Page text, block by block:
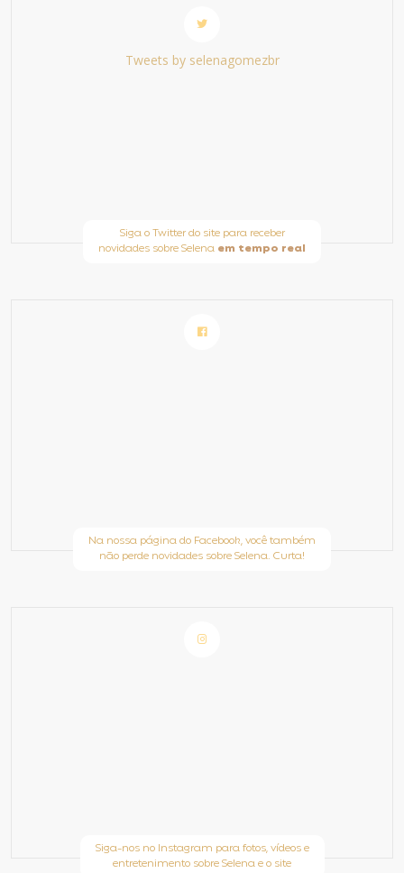
Tweets by selenagomezbr
Siga o Twitter do site para receber
novidades sobre Selena em tempo real
Na nossa página do Facebook, você também
não perde novidades sobre Selena. Curta!
Siga-nos no Instagram para fotos, vídeos e
entretenimento sobre Selena e o site